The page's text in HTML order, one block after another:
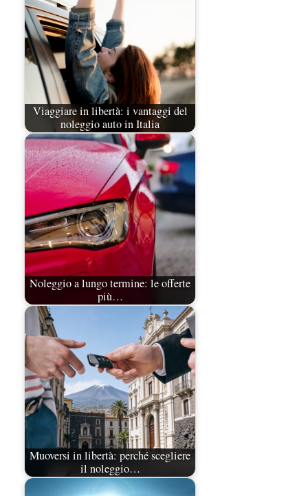
Viaggiare in libertà: i vantaggi del
noleggio auto in Italia
Noleggio a lungo termine: le offerte
più…
Muoversi in libertà: perché scegliere
il noleggio…